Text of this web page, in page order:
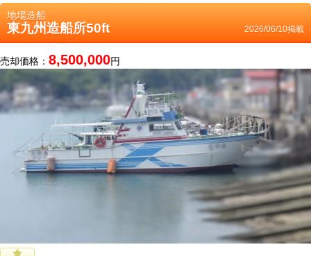
地場造船
東九州造船所50ft 2026/06/10掲載
売却価格： 8,500,000円